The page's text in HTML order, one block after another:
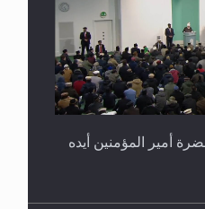
أمير المؤمنين أيده